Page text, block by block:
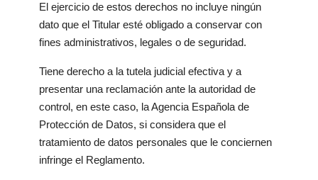
El ejercicio de estos derechos no incluye ningún
dato que el Titular esté obligado a conservar con
fines administrativos, legales o de seguridad.
Tiene derecho a la tutela judicial efectiva y a
presentar una reclamación ante la autoridad de
control, en este caso, la Agencia Española de
Protección de Datos, si considera que el
tratamiento de datos personales que le conciernen
infringe el Reglamento.